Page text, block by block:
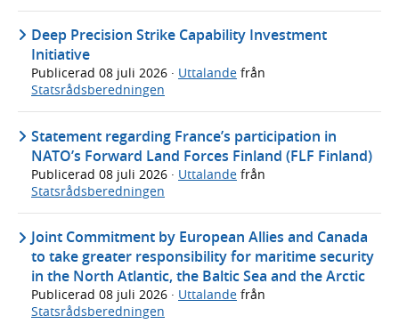
Deep Precision Strike Capability Investment
Initiative
Publicerad 08 juli 2026 · Uttalande från
Statsrådsberedningen
Statement regarding France’s participation in
NATO’s Forward Land Forces Finland (FLF Finland)
Publicerad 08 juli 2026 · Uttalande från
Statsrådsberedningen
Joint Commitment by European Allies and Canada
to take greater responsibility for maritime security
in the North Atlantic, the Baltic Sea and the Arctic
Publicerad 08 juli 2026 · Uttalande från
Statsrådsberedningen